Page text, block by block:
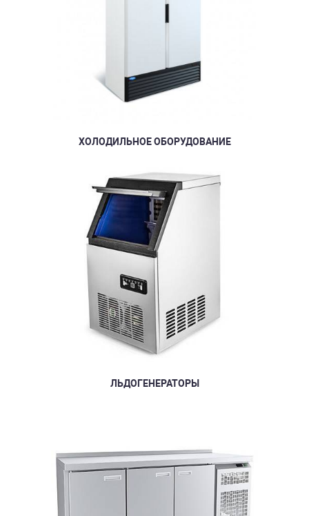
ХОЛОДИЛЬНОЕ ОБОРУДОВАНИЕ
ЛЬДОГЕНЕРАТОРЫ